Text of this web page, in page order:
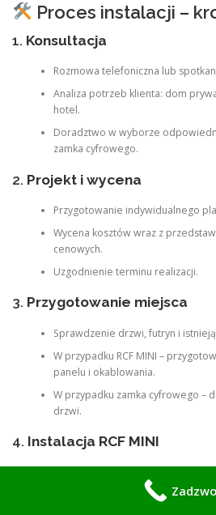
Proces instalacji –
1. Konsultacja
Rozmowa telefoniczna lub
Analiza potrzeb klienta: dom
hotel.
Doradztwo w wyborze
zamka cyfrowego.
2. Projekt i wycena
Przygotowanie indywidualnego
Wycena kosztów wraz z
cenowych.
Uzgodnienie terminu realizacji.
3. Przygotowanie miejsca
Sprawdzenie drzwi, futryn i
W przypadku RCF MINI –
panelu i okablowania.
W przypadku zamka cyfrowego –
drzwi.
4. Instalacja RCF MINI
Podłączenie do systemu audio